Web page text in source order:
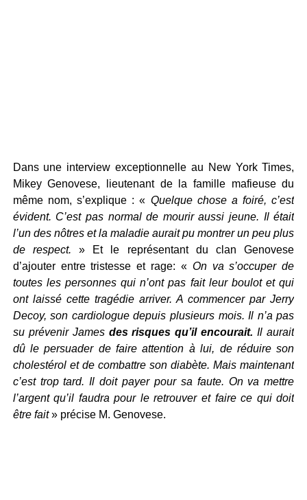
Dans une interview exceptionnelle au New York Times,
Mikey Genovese, lieutenant de la famille mafieuse du
même nom, s’explique : « Quelque chose a foiré, c’est
évident. C’est pas normal de mourir aussi jeune. Il était
l’un des nôtres et la maladie aurait pu montrer un peu plus
de respect. » Et le représentant du clan Genovese
d’ajouter entre tristesse et rage: « On va s’occuper de
toutes les personnes qui n’ont pas fait leur boulot et qui
ont laissé cette tragédie arriver. A commencer par Jerry
Decoy, son cardiologue depuis plusieurs mois. Il n’a pas
su prévenir James des risques qu’il encourait. Il aurait
dû le persuader de faire attention à lui, de réduire son
cholestérol et de combattre son diabète. Mais maintenant
c’est trop tard. Il doit payer pour sa faute. On va mettre
l’argent qu’il faudra pour le retrouver et faire ce qui doit
être fait» précise M. Genovese.